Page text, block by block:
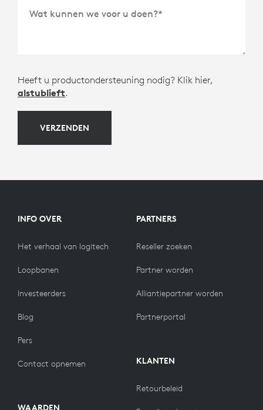
Wat kunnen we voor u doen?*
Heeft u productondersteuning nodig? Klik hier,
alstublieft.
VERZENDEN
INFO OVER
Het verhaal van logitech
Loopbanen
Investeerders
Blog
Pers
Contact opnemen
WAARDEN
PARTNERS
Reseller zoeken
Partner worden
Alliantiepartner worden
Partnerportal
KLANTEN
Retourbeleid